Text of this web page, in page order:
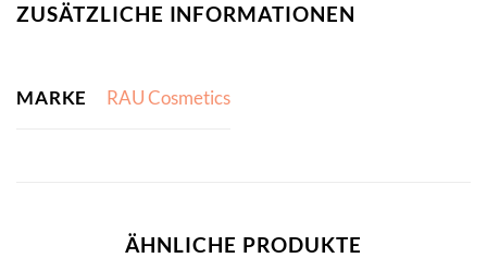
ZUSÄTZLICHE INFORMATIONEN
MARKE RAU Cosmetics
ÄHNLICHE PRODUKTE